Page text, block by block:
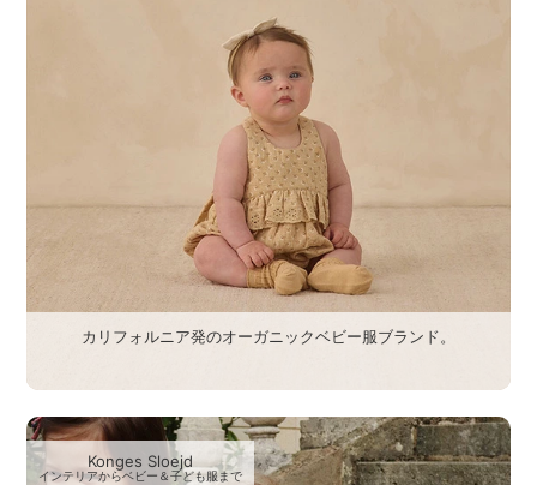
カリフォルニア発のオーガニックベビー服ブランド。
Konges Sloejd
インテリアからベビー＆子ども服まで